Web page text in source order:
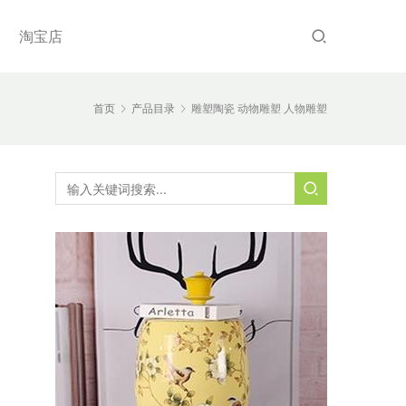
淘宝店
首页 产品目录 雕塑陶瓷 动物雕塑 人物雕塑